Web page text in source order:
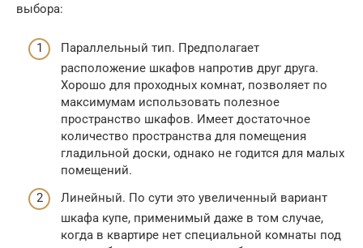
выбора:
Параллельный тип. Предполагает
расположение шкафов напротив друг друга.
Хорошо для проходных комнат, позволяет по
максимумам использовать полезное
пространство шкафов. Имеет достаточное
количество пространства для помещения
гладильной доски, однако не годится для малых
помещений.
Линейный. По сути это увеличенный вариант
шкафа купе, применимый даже в том случае,
когда в квартире нет специальной комнаты под